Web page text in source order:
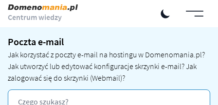
Centrum wiedzy
Poczta e-mail
Jak korzystać z poczty e-mail na hostingu w Domenomania.pl?
Jak utworzyć lub edytować konfiguracje skrzynki e-mail? Jak
zalogować się do skrzynki (Webmail)?